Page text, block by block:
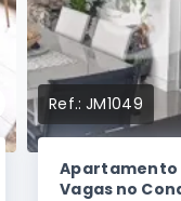
Ref.:JM1049
Apartamento
Vagas no